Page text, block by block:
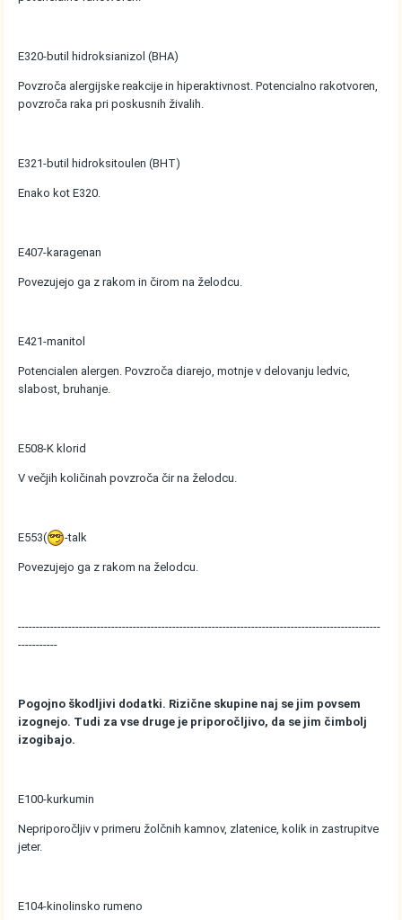
E320-butil hidroksianizol (BHA)
Povzroča alergijske reakcije in hiperaktivnost. Potencialno rakotvoren,
povzroča raka pri poskusnih živalih.
E321-butil hidroksitoulen (BHT)
Enako kot E320.
E407-karagenan
Povezujejo ga z rakom in čirom na želodcu.
E421-manitol
Potencialen alergen. Povzroča diarejo, motnje v delovanju ledvic,
slabost, bruhanje.
E508-K klorid
V večjih količinah povzroča čir na želodcu.
E553( -talk
Povezujejo ga z rakom na želodcu.
-----------------------------------------------------------------------------------------------------
-----------
Pogojno škodljivi dodatki. Rizične skupine naj se jim povsem
izognejo. Tudi za vse druge je priporočljivo, da se jim čimbolj
izogibajo.
E100-kurkumin
Nepriporočljiv v primeru žolčnih kamnov, zlatenice, kolik in zastrupitve
jeter.
E104-kinolinsko rumeno